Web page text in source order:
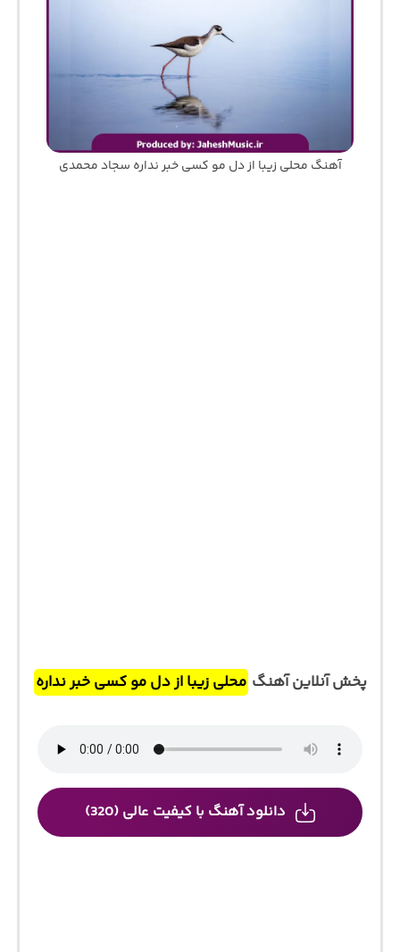
آهنگ محلی زیبا از دل مو کسی خبر نداره سجاد محمدی
پخش آنلاین آهنگ محلی زیبا از دل مو کسی خبر نداره
دانلود آهنگ با کیفیت عالی (320)